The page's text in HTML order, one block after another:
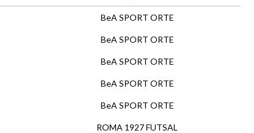
BeA SPORT ORTE
BeA SPORT ORTE
BeA SPORT ORTE
BeA SPORT ORTE
BeA SPORT ORTE
ROMA 1927 FUTSAL